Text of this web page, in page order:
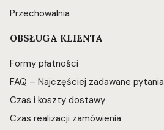
Przechowalnia
OBSŁUGA KLIENTA
Formy płatności
FAQ – Najczęściej zadawane pytania
Czas i koszty dostawy
Czas realizacji zamówienia